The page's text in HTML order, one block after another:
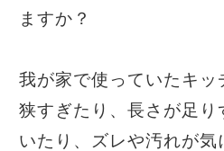
ますか？
我が家で使っていたキ
狭すぎたり、長さが足り
いたり、ズレや汚れが気